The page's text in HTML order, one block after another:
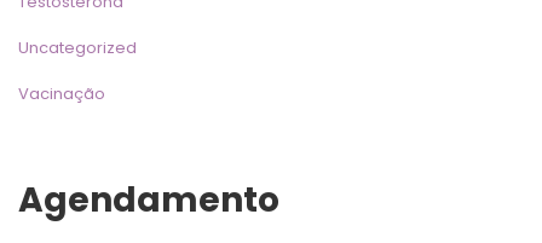
Uncategorized
Vacinação
Agendamento